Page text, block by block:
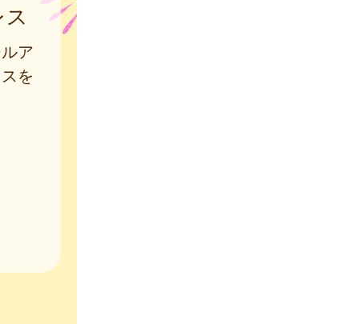
ア
を